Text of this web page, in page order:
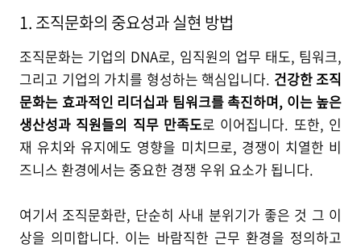
1. 조직문화의 중요성과 실현 방법
조직문화는 기업의 DNA로, 임직원의 업무 태도, 팀워크,
그리고 기업의 가치를 형성하는 핵심입니다. 건강한 조직
문화는 효과적인 리더십과 팀워크를 촉진하며, 이는 높은
생산성과 직원들의 직무 만족도로 이어집니다. 또한, 인
재 유치와 유지에도 영향을 미치므로, 경쟁이 치열한 비
즈니스 환경에서는 중요한 경쟁 우위 요소가 됩니다.
여기서 조직문화란, 단순히 사내 분위기가 좋은 것 그 이
상을 의미합니다. 이는 바람직한 근무 환경을 정의하고